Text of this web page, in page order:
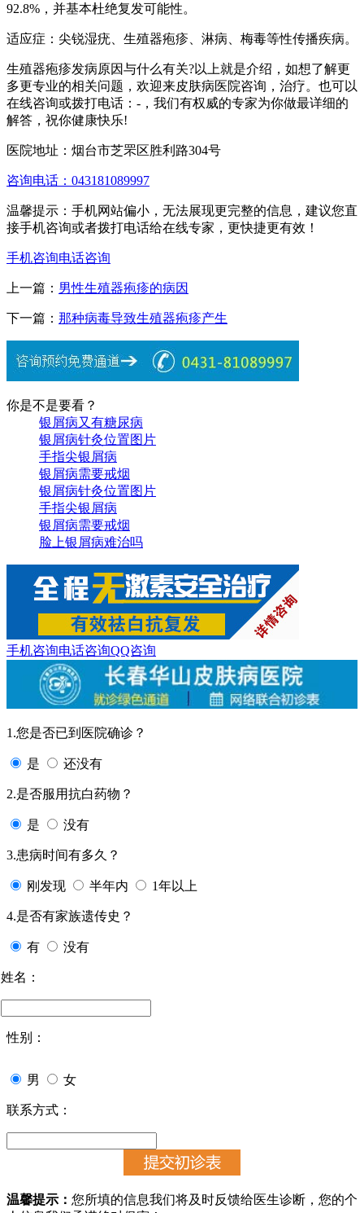
92.8%，并基本杜绝复发可能性。
适应症：尖锐湿疣、生殖器疱疹、淋病、梅毒等性传播疾病。
生殖器疱疹发病原因与什么有关?以上就是介绍，如想了解更
多更专业的相关问题，欢迎来皮肤病医院咨询，治疗。也可以
在线咨询或拨打电话：-，我们有权威的专家为你做最详细的
解答，祝你健康快乐!
医院地址：烟台市芝罘区胜利路304号
咨询电话：043181089997
温馨提示：手机网站偏小，无法展现更完整的信息，建议您直
接手机咨询或者拨打电话给在线专家，更快捷更有效！
手机咨询电话咨询
上一篇： 男性生殖器疱疹的病因
下一篇： 那种病毒导致生殖器疱疹产生
你是不是要看？
银屑病又有糖尿病
银屑病针灸位置图片
手指尖银屑病
银屑病需要戒烟
银屑病针灸位置图片
手指尖银屑病
银屑病需要戒烟
脸上银屑病难治吗
手机咨询电话咨询QQ咨询
1.您是否已到医院确诊？
是 还没有
2.是否服用抗白药物？
是 没有
3.患病时间有多久？
刚发现 半年内 1年以上
4.是否有家族遗传史？
有 没有
姓名：
性别：
男 女
联系方式：
温馨提示： 您所填的信息我们将及时反馈给医生诊断，您的个